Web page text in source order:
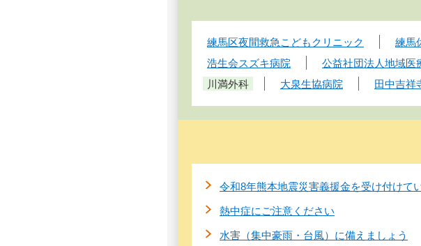
練馬区夜間救急こどもクリニック 練馬
浩生会スズキ病院
公益社団法人地域
川満外科
大泉生協病院 田中吉祥
令和8年熊本地震災害義援金を受け付けて
熱中症にご注意ください
水害（集中豪雨・台風）に備えましょう